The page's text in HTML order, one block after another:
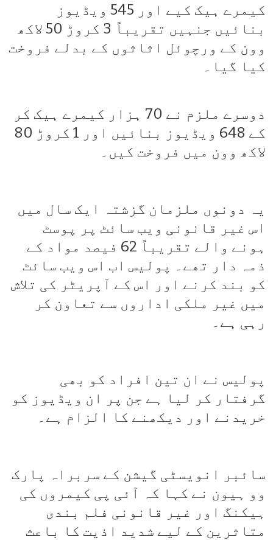
کیمرے ہیک کیے اور 545 ویڈیوز
بنائیں جنہیں تقریباً 3 کروڑ 50 لاکھ
وون کے ورچوئل اثاثوں کے بدلے فروخت
کیا گیا۔
دوسرے ملزم نے 70 ہزار کیمرے ہیک کر
کے 648 ویڈیوز بنائیں اور 1 کروڑ 80
لاکھ وون میں فروخت کیں۔
یہ دونوں ملزمان گزشتہ ایک سال میں
اس غیر قانونی ویب سائٹ پر پوسٹ
ہونے والے تقریباً 62 فیصد مواد کے
ذمہ دار تھے۔ پولیس اب اس ویب سائٹ
کو بند کرنے اور اس کے آپریٹر کی تلاش
میں غیر ملکی اداروں سے تعاون کر
رہی ہے۔
پولیس نے ان تین افراد کو بھی
گرفتار کر لیا ہے جن پر ان ویڈیوز کو
خریدنے اور دیکھنے کا الزام ہے۔
سائبر انویسٹی گیشن کے سربراہ پارک
وو ہیون نے کہا کہ آئی پی کیمروں کی
ہیکنگ اور غیر قانونی فلم بندی
متاثرین کے لیے شدید اذیت کا باعث